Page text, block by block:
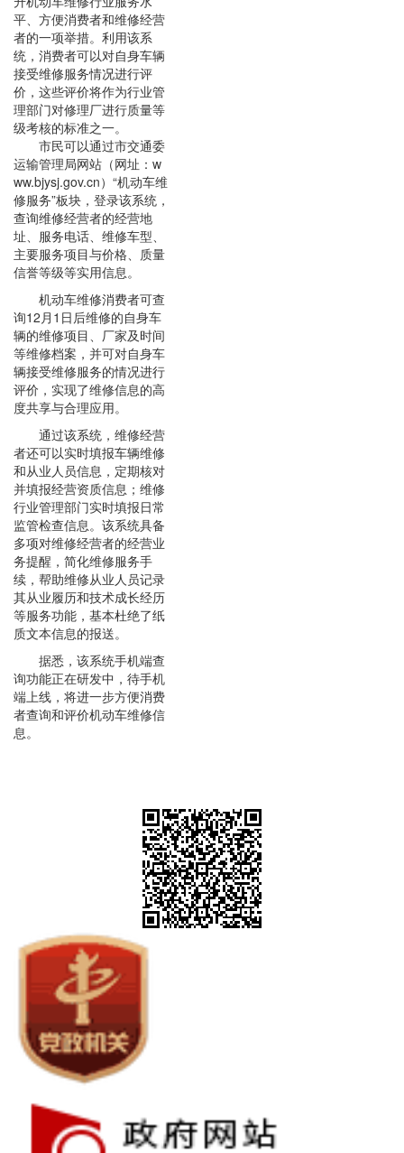
平、方便消费者和维修经营
者的一项举措。利用该系
统，消费者可以对自身车辆
接受维修服务情况进行评
价，这些评价将作为行业管
理部门对修理厂进行质量等
级考核的标准之一。
市民可以通过市交通委
运输管理局网站（网址： w
ww.bjysj.gov.cn）“机动车维
修服务”板块，登录该系统，
查询维修经营者的经营地
址、服务电话、维修车型、
主要服务项目与价格、质量
信誉等级等实用信息。
机动车维修消费者可查
询12月 1 日后维修的自身车
辆的维修项目、厂家及时间
等维修档案，并可对自身车
辆接受维修服务的情况进行
评价，实现了维修信息的高
度共享与合理应用。
通过该系统，维修经营
者还可以实时填报车辆维修
和从业人员信息，定期核对
并填报经营资质信息；维修
行业管理部门实时填报日常
监管检查信息。该系统具备
多项对维修经营者的经营业
务提醒，简化维修服务手
续，帮助维修从业人员记录
其从业履历和技术成长经历
等服务功能，基本杜绝了纸
质文本信息的报送。
据悉，该系统手机端查
询功能正在研发中，待手机
端上线，将进一步方便消费
者查询和评价机动车维修信
息。